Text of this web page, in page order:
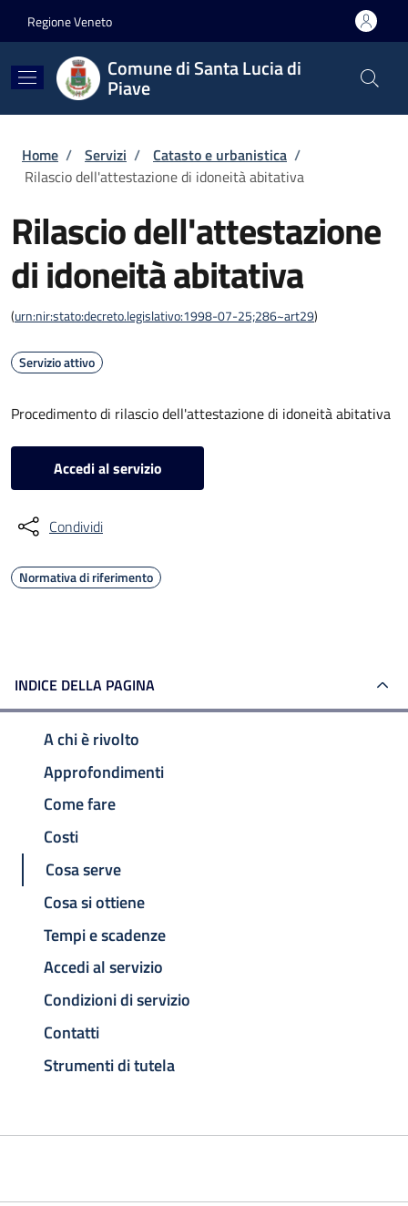
Regione Veneto
Comune di Santa Lucia di
Piave
Briciole di pane
Home / Servizi / Catasto e urbanistica /
Rilascio dell'attestazione di idoneità abitativa
Rilascio dell'attestazione
di idoneità abitativa
(urn:nir:stato:decreto.legislativo:1998-07-25;286~art29)
Servizio attivo
Procedimento di rilascio dell'attestazione di idoneità abitativa
Accedi al servizio
Condividi
Normativa di riferimento
INDICE DELLA PAGINA
A chi è rivolto
Approfondimenti
Come fare
Costi
Cosa serve
Cosa si ottiene
Tempi e scadenze
Accedi al servizio
Condizioni di servizio
Contatti
Strumenti di tutela